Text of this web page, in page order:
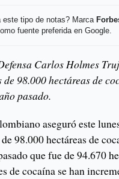
este tipo de notas? Marca
fuente preferida en Google.
Carlos Holmes
98.000 hectáreas de
pasado.
aseguró este
98.000 hectáreas de
que fue de 94.670
de cocaína se han